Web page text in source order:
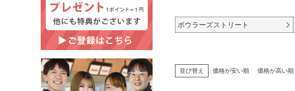
ボウラーズストリート
並び替え 価格が安い順 価格が高い順